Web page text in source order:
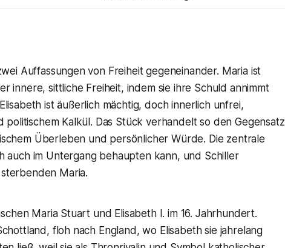
Auffassungen von Freiheit gegeneinander. Maria ist
innere, sittliche Freiheit, indem sie ihre Schuld annimmt
ist äußerlich mächtig, doch innerlich unfrei,
politischem Kalkül. Das Stück verhandelt so den Gegensatz
Überleben und persönlicher Würde. Die zentrale
auch im Untergang behaupten kann, und Schiller
Maria.
Maria Stuart und Elisabeth I. im 16. Jahrhundert.
floh nach England, wo Elisabeth sie jahrelang